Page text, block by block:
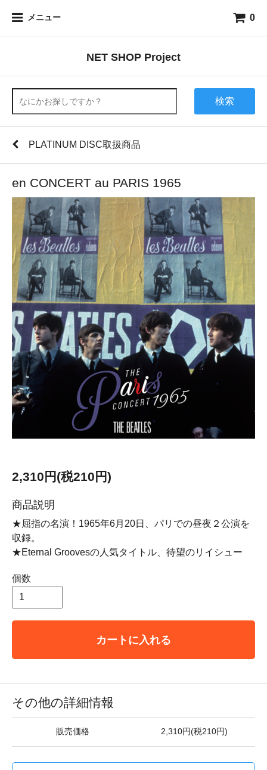
メニュー 0
NET SHOP Project
検索
PLATINUM DISC取扱商品
en CONCERT au PARIS 1965
2,310円(税210円)
商品説明
★屈指の名演！1965年6月20日、パリでの昼夜２公演を
収録。
★Eternal Groovesの人気タイトル、待望のリイシュー
個数
カートに入れる
その他の詳細情報
販売価格 2,310円(税210円)